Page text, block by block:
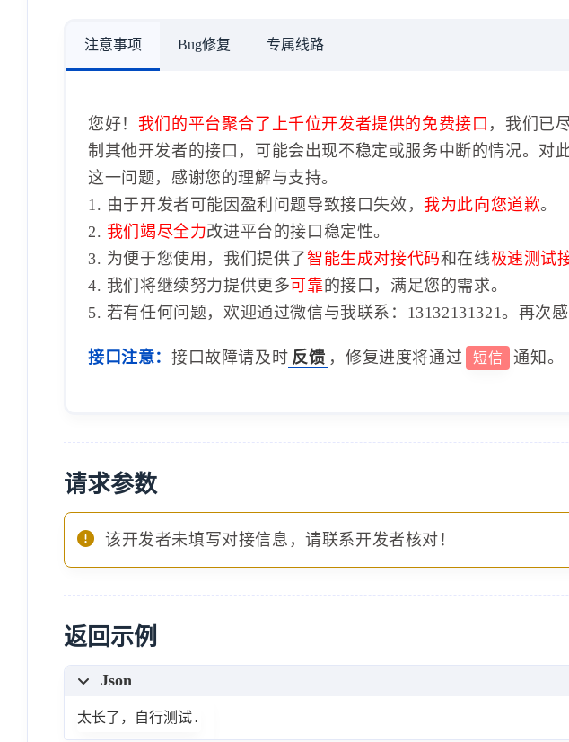
注意事项 Bug修复 专属线路
您好！ 我们的平台聚合了上千位开发者提供的免费接口 ，我们已
制其他开发者的接口，可能会出现不稳定或服务中断的情况。对
这一问题，感谢您的理解与支持。
1. 由于开发者可能因盈利问题导致接口失效， 我为此向您道歉。
2. 我们竭尽全力改进平台的接口稳定性。
3. 为便于您使用，我们提供了智能生成对接代码和在线极速测试
4. 我们将继续努力提供更多可靠的接口，满足您的需求。
5. 若有任何问题，欢迎通过微信与我联系：13132131321。再次
接口注意： 接口故障请及时 反馈 ，修复进度将通过 短信 通知。
请求参数
该开发者未填写对接信息，请联系开发者核对！
返回示例
Json
太长了，自行测试.